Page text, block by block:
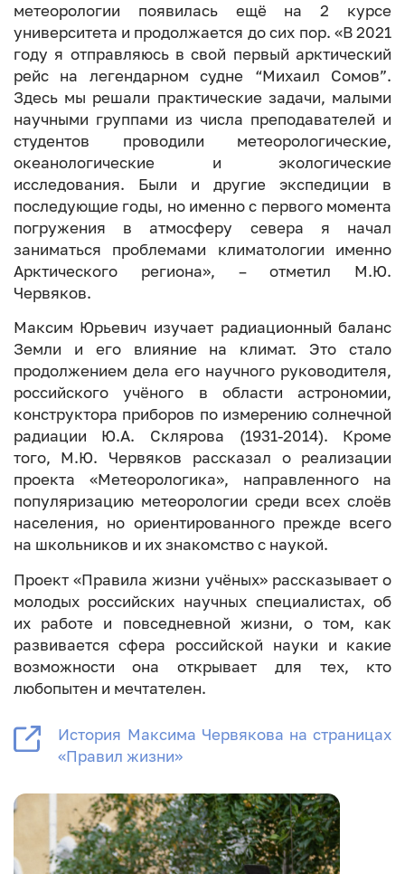
метеорологии появилась ещё на 2 курсе
университета и продолжается до сих пор. «В 2021
году я отправляюсь в свой первый арктический
рейс на легендарном судне “Михаил Сомов”.
Здесь мы решали практические задачи, малыми
научными группами из числа преподавателей и
студентов проводили метеорологические,
океанологические и экологические
исследования. Были и другие экспедиции в
последующие годы, но именно с первого момента
погружения в атмосферу севера я начал
заниматься проблемами климатологии именно
Арктического региона», – отметил М.Ю.
Червяков.
Максим Юрьевич изучает радиационный баланс
Земли и его влияние на климат. Это стало
продолжением дела его научного руководителя,
российского учёного в области астрономии,
конструктора приборов по измерению солнечной
радиации Ю.А. Склярова (1931-2014). Кроме
того, М.Ю. Червяков рассказал о реализации
проекта «Метеорологика», направленного на
популяризацию метеорологии среди всех слоёв
населения, но ориентированного прежде всего
на школьников и их знакомство с наукой.
Проект «Правила жизни учёных» рассказывает о
молодых российских научных специалистах, об
их работе и повседневной жизни, о том, как
развивается сфера российской науки и какие
возможности она открывает для тех, кто
любопытен и мечтателен.
История Максима Червякова на страницах
«Правил жизни»